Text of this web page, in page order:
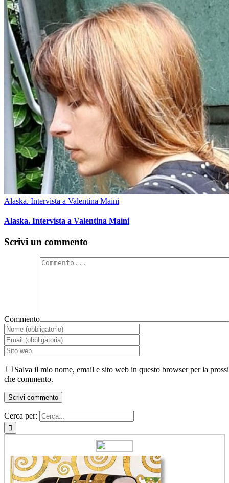
Alaska. Intervista a Valentina Maini
Alaska. Intervista a Valentina Maini
Scrivi un commento
Commento
Salva il mio nome, email e sito web in questo browser per la
che commento.
Cerca per: